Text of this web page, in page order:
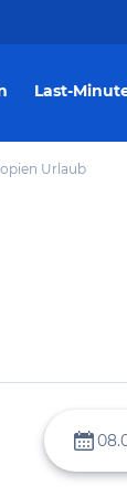
Last-
Urlaub